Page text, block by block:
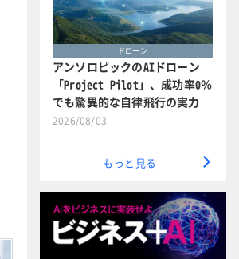
ドローン
アンソロピックのAIドローン
「Project Pilot」、成功率0％
でも驚異的な自律飛行の実力
2026/08/03
もっと見る